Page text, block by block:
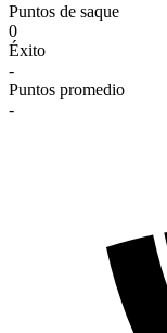
Puntos de saque
0
Éxito
-
Puntos promedio
-